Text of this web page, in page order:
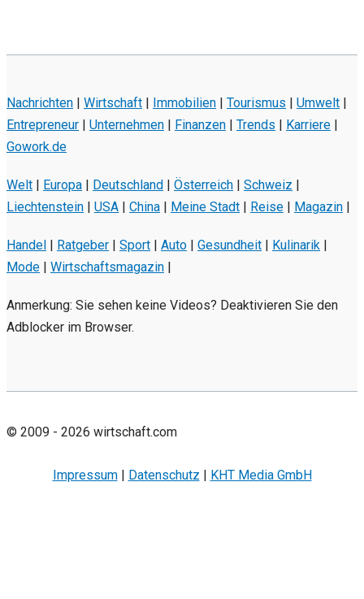
Nachrichten | Wirtschaft | Immobilien | Tourismus | Umwelt |
Entrepreneur | Unternehmen | Finanzen | Trends | Karriere |
Gowork.de
Welt | Europa | Deutschland | Österreich | Schweiz |
Liechtenstein | USA | China | Meine Stadt | Reise | Magazin |
Handel | Ratgeber | Sport | Auto | Gesundheit | Kulinarik |
Mode | Wirtschaftsmagazin |
Anmerkung: Sie sehen keine Videos? Deaktivieren Sie den
Adblocker im Browser.
© 2009 - 2026 wirtschaft.com
Impressum| Datenschutz | KHT Media GmbH